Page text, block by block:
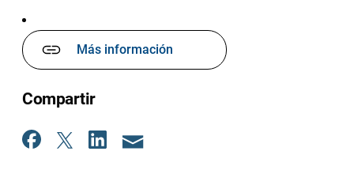
Más información
Compartir